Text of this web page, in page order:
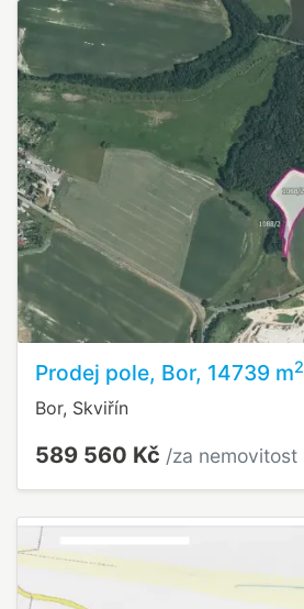
Prodej pole, Bor, 14739 m2
Bor, Skviřín
589 560 Kč /za nemovitost